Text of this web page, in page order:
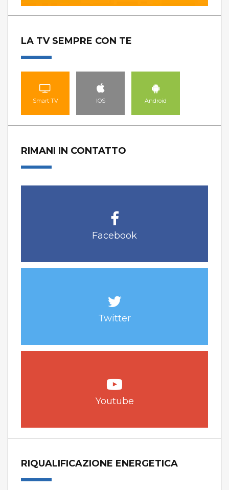
LA TV SEMPRE CON TE
Smart TV IOS Android
RIMANI IN CONTATTO
Facebook
Twitter
Youtube
RIQUALIFICAZIONE ENERGETICA